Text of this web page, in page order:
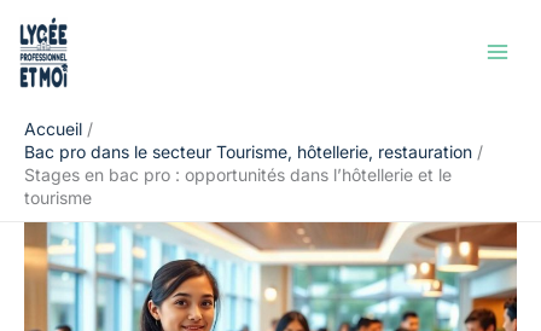
contenu
Accueil
Bac pro dans le secteur Tourisme, hôtellerie, restauration
Stages en bac pro : opportunités dans l’hôtellerie et le
tourisme
Rechercher